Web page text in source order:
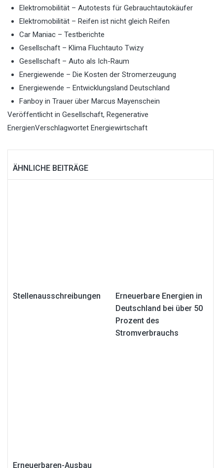
Elektromobilität – Autotests für Gebrauchtautokäufer
Elektromobilität – Reifen ist nicht gleich Reifen
Car Maniac – Testberichte
Gesellschaft – Klima Fluchtauto Twizy
Gesellschaft – Auto als Ich-Raum
Energiewende – Die Kosten der Stromerzeugung
Energiewende – Entwicklungsland Deutschland
Fanboy in Trauer über Marcus Mayenschein
Veröffentlicht in Gesellschaft, Regenerative
EnergienVerschlagwortet Energiewirtschaft
ÄHNLICHE BEITRÄGE
Stellenausschreibungen
Erneuerbare Energien in
Deutschland bei über 50
Prozent des
Stromverbrauchs
Erneuerbaren-Ausbau